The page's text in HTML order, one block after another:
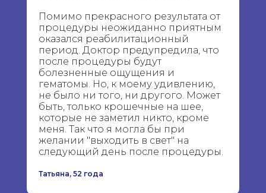
Помимо прекрасного результата от
процедуры неожиданно приятным
оказался реабилитационный
период. Доктор предупредила, что
после процедуры будут
болезненные ощущения и
гематомы. Но, к моему удивлению,
не было ни того, ни другого. Может
быть, только крошечные на шее,
которые не заметил никто, кроме
меня. Так что я могла бы при
желании "выходить в свет" на
следующий день после процедуры.
Татьяна, 52 года